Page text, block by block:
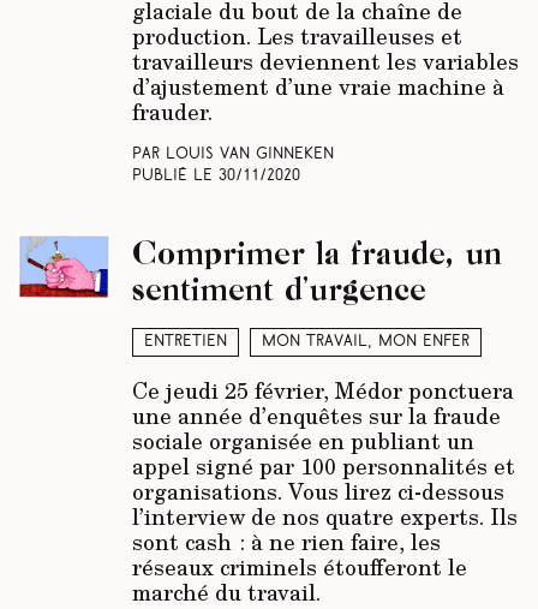
glaciale du bout de la chaîne de
production. Les travailleuses et
travailleurs deviennent les variables
d’ajustement d’une vraie machine à
frauder.
Par Louis Van Ginneken
Publié le 30/11/2020
Entretien Mon travail, mon enfer
Comprimer la fraude, un
sentiment d’urgence
Ce jeudi 25 février, Médor ponctuera
une année d’enquêtes sur la fraude
sociale organisée en publiant un
appel signé par 100 personnalités et
organisations. Vous lirez ci-dessous
l’interview de nos quatre experts. Ils
sont cash : à ne rien faire, les
réseaux criminels étoufferont le
marché du travail.